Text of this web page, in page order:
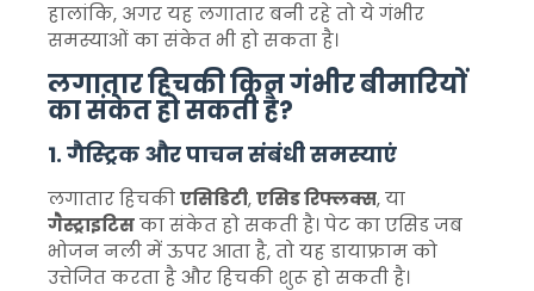
हालांकि, अगर यह लगातार बनी रहे तो ये गंभीर
समस्याओं का संकेत भी हो सकता है।
लगातार हिचकी किन गंभीर बीमारियों
का संकेत हो सकती है?
1. गैस्ट्रिक और पाचन संबंधी समस्याएं
लगातार हिचकीएसिडिटी,एसिड रिफ्लक्स, या
गैस्ट्राइटिसका संकेत हो सकती है। पेट का एसिड जब
भोजन नली में ऊपर आता है, तो यह डायाफ्राम को
उत्तेजित करता है और हिचकी शुरू हो सकती है।